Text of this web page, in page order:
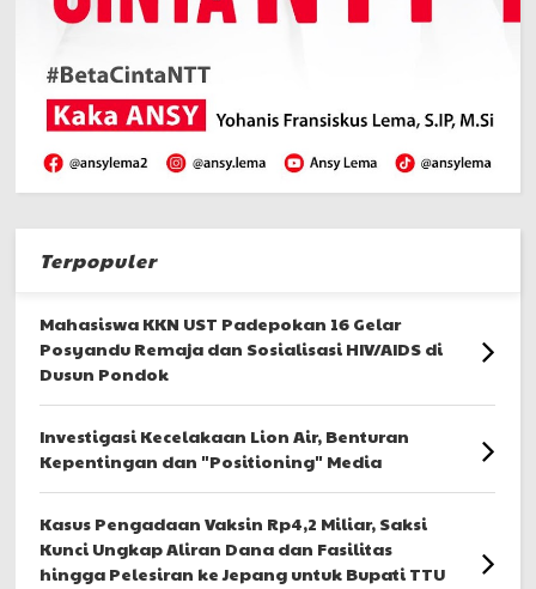
Terpopuler
Mahasiswa KKN UST Padepokan 16 Gelar
Posyandu Remaja dan Sosialisasi HIV/AIDS di
Dusun Pondok
Investigasi Kecelakaan Lion Air, Benturan
Kepentingan dan "Positioning" Media
Kasus Pengadaan Vaksin Rp4,2 Miliar, Saksi
Kunci Ungkap Aliran Dana dan Fasilitas
hingga Pelesiran ke Jepang untuk Bupati TTU